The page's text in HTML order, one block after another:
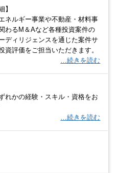
】
ネルギー事業や不動産・材料事
わるM＆Aなど各種投資案件の
ディリジェンスを通じた案件サ
資評価をご担当いただきます。
…続きを読む
れかの経験・スキル・資格をお
…続きを読む